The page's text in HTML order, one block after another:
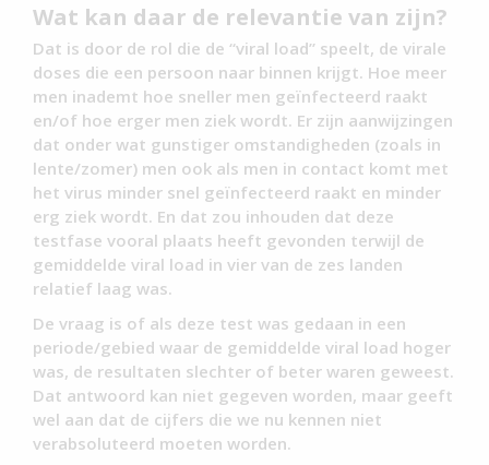
Wat kan daar de relevantie van zijn?
Dat is door de rol die de “viral load” speelt, de virale
doses die een persoon naar binnen krijgt. Hoe meer
men inademt hoe sneller men geïnfecteerd raakt
en/of hoe erger men ziek wordt. Er zijn aanwijzingen
dat onder wat gunstiger omstandigheden (zoals in
lente/zomer) men ook als men in contact komt met
het virus minder snel geïnfecteerd raakt en minder
erg ziek wordt. En dat zou inhouden dat deze
testfase vooral plaats heeft gevonden terwijl de
gemiddelde viral load in vier van de zes landen
relatief laag was.
De vraag is of als deze test was gedaan in een
periode/gebied waar de gemiddelde viral load hoger
was, de resultaten slechter of beter waren geweest.
Dat antwoord kan niet gegeven worden, maar geeft
wel aan dat de cijfers die we nu kennen niet
verabsoluteerd moeten worden.